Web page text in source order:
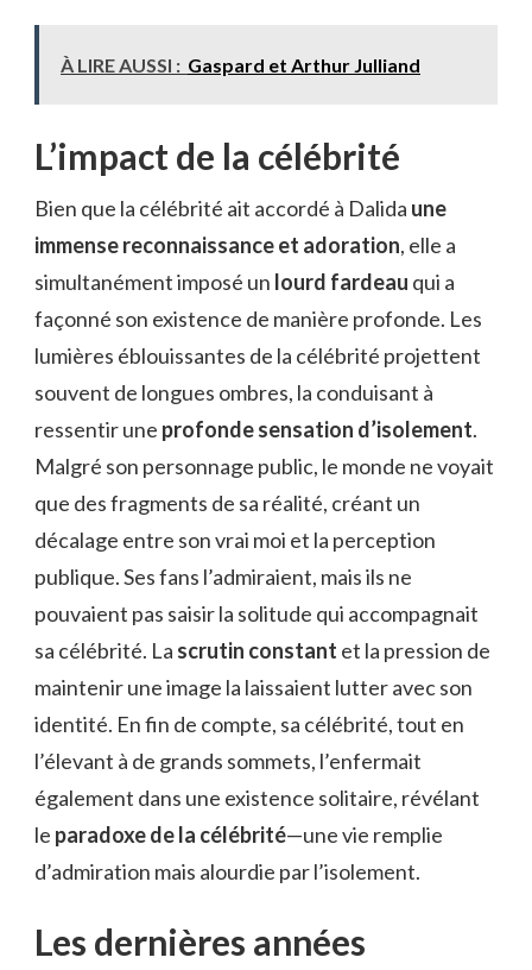
À LIRE AUSSI : Gaspard et Arthur Julliand
L’impact de la célébrité
Bien que la célébrité ait accordé à Dalida une
immense reconnaissance et adoration, elle a
simultanément imposé un lourd fardeau qui a
façonné son existence de manière profonde. Les
lumières éblouissantes de la célébrité projettent
souvent de longues ombres, la conduisant à
ressentir une profonde sensation d’isolement.
Malgré son personnage public, le monde ne voyait
que des fragments de sa réalité, créant un
décalage entre son vrai moi et la perception
publique. Ses fans l’admiraient, mais ils ne
pouvaient pas saisir la solitude qui accompagnait
sa célébrité. La scrutin constant et la pression de
maintenir une image la laissaient lutter avec son
identité. En fin de compte, sa célébrité, tout en
l’élevant à de grands sommets, l’enfermait
également dans une existence solitaire, révélant
le paradoxe de la célébrité—une vie remplie
d’admiration mais alourdie par l’isolement.
Les dernières années